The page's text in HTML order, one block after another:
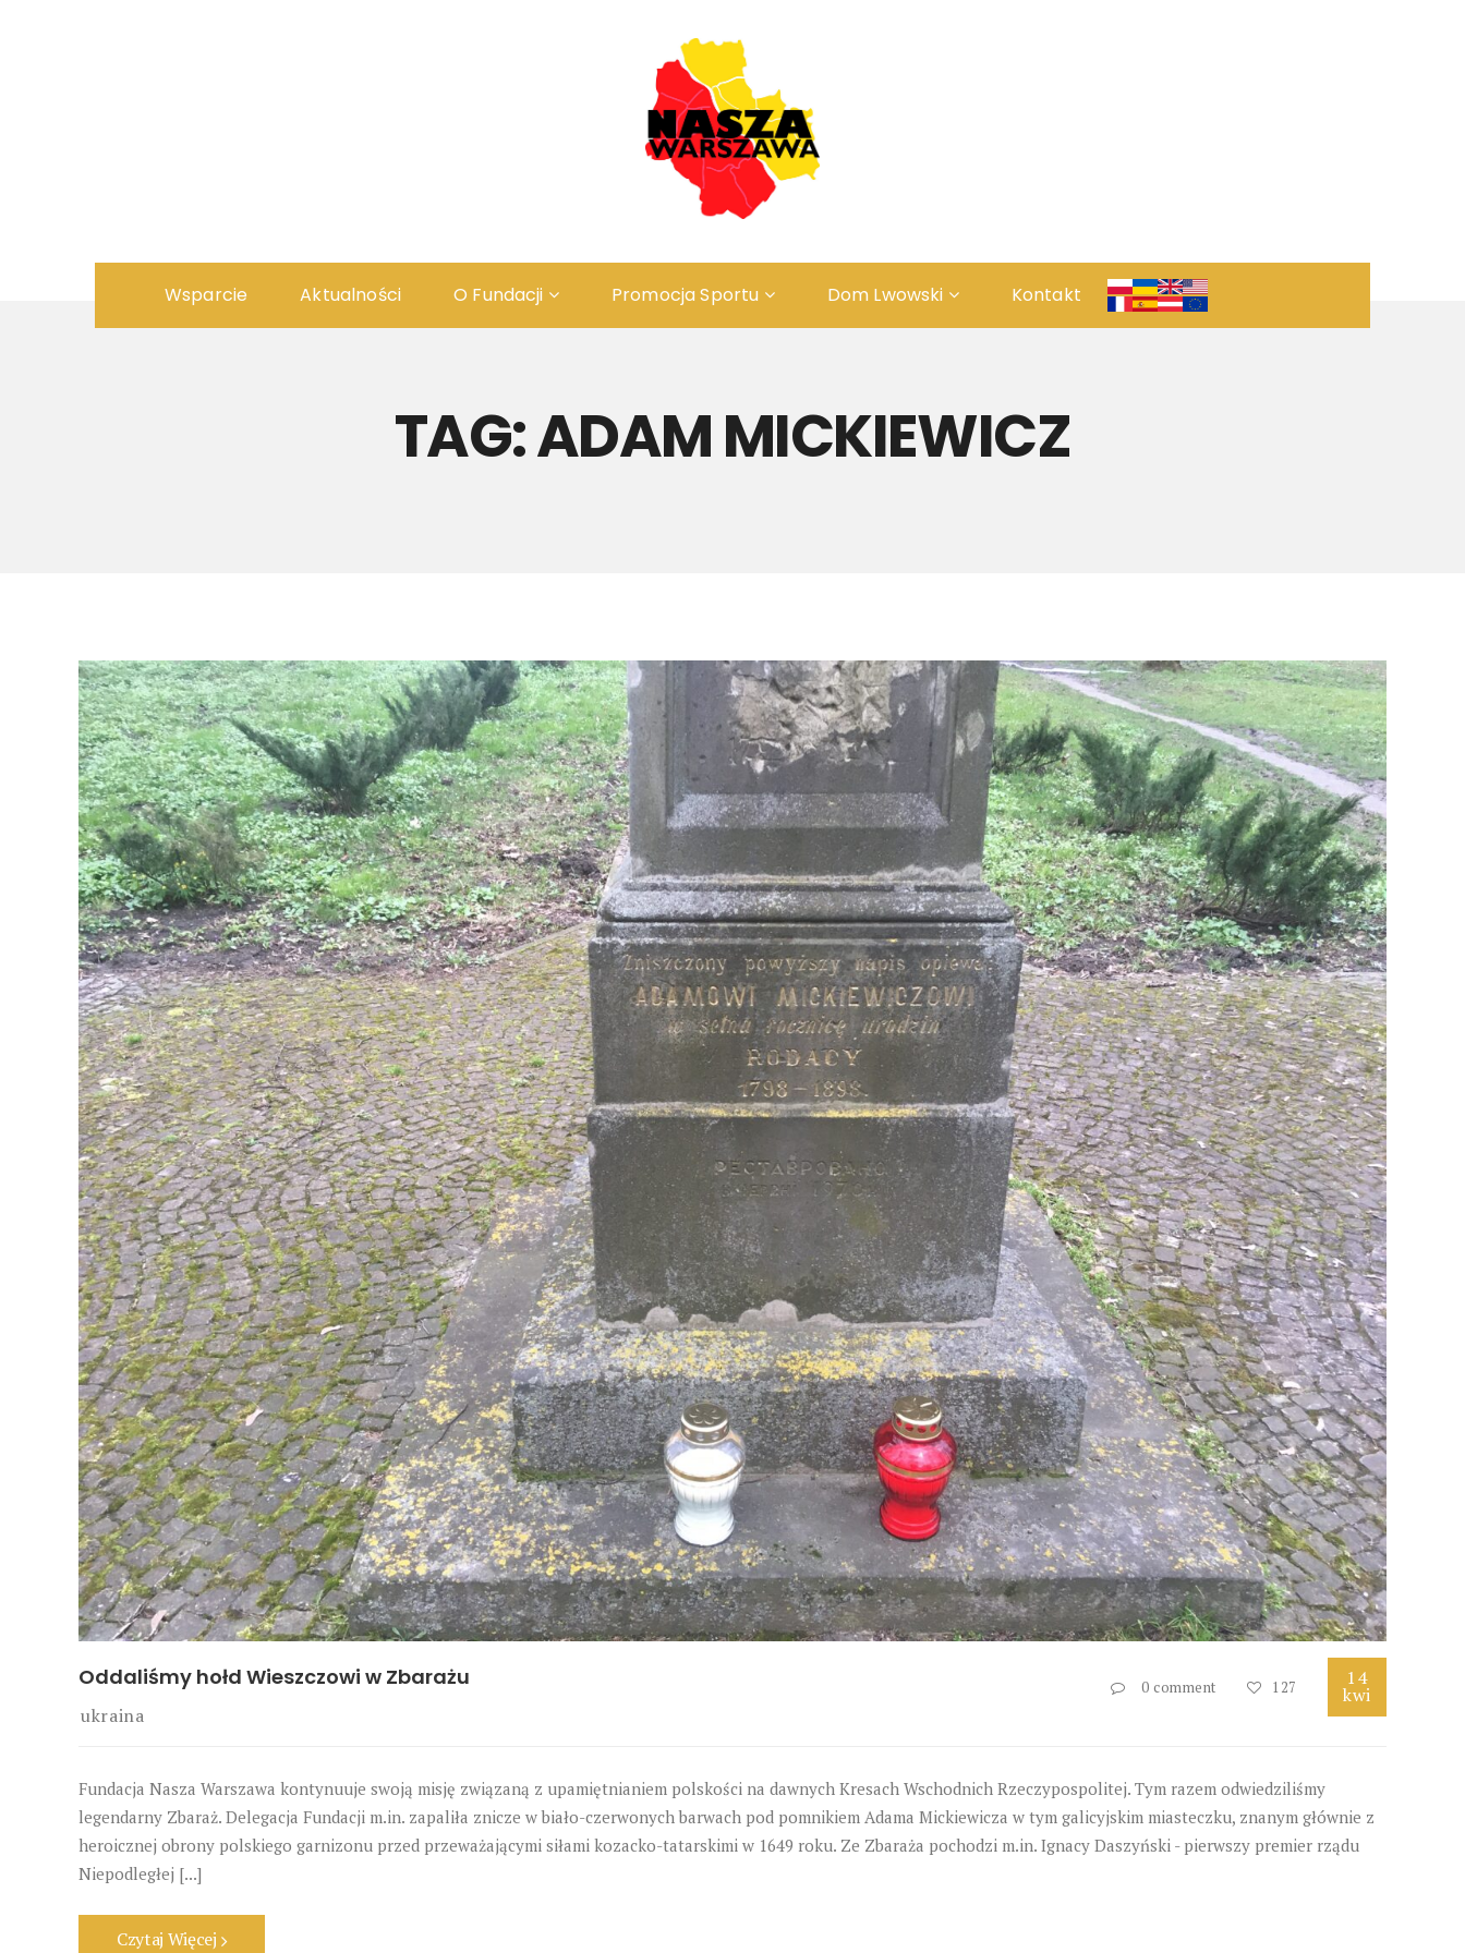
Wsparcie Aktualności O Fundacji Promocja Sportu Dom Lwowski
Rys Historyczny
Резервація
Kontakt
TAG:ADAM MICKIEWICZ
Oddaliśmy hołd Wieszczowi w Zbarażu
ukraina
0 comment 127 14
kwi
Fundacja Nasza Warszawa kontynuuje swoją misję związaną z upamiętnianiem polskości na dawnych Kresach Wschodnich Rzeczypospolitej. Tym razem odwiedziliśmy
legendarny Zbaraż. Delegacja Fundacji m.in. zapaliła znicze w biało-czerwonych barwach pod pomnikiem Adama Mickiewicza w tym galicyjskim miasteczku, znanym głównie z
heroicznej obrony polskiego garnizonu przed przeważającymi siłami kozacko-tatarskimi w 1649 roku. Ze Zbaraża pochodzi m.in. Ignacy Daszyński - pierwszy premier rządu
Niepodległej [...]
Czytaj Więcej